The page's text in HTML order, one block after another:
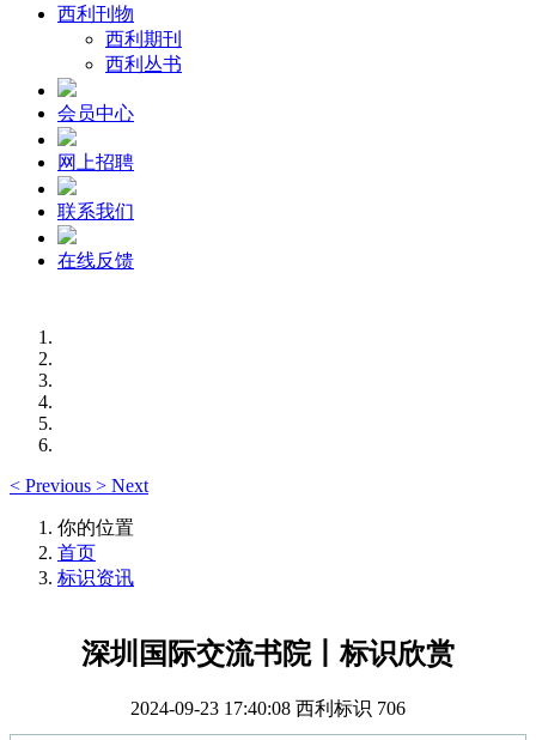
西利刊物
西利期刊
西利丛书
会员中心
网上招聘
联系我们
在线反馈
< Previous > Next
你的位置
首页
标识资讯
深圳国际交流书院丨标识欣赏
2024-09-23 17:40:08 西利标识 706